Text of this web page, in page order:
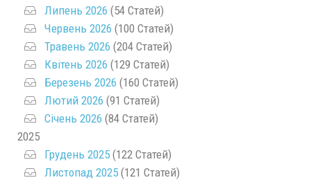
Липень 2026 (54 Статей)
Червень 2026 (100 Статей)
Травень 2026 (204 Статей)
Квітень 2026 (129 Статей)
Березень 2026 (160 Статей)
Лютий 2026 (91 Статей)
Січень 2026 (84 Статей)
2025
Грудень 2025 (122 Статей)
Листопад 2025 (121 Статей)